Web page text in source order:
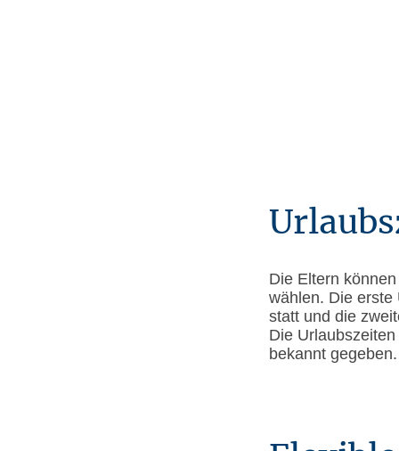
Die Eltern
wählen. Die erste
statt und die
Die
bekannt gegeben.